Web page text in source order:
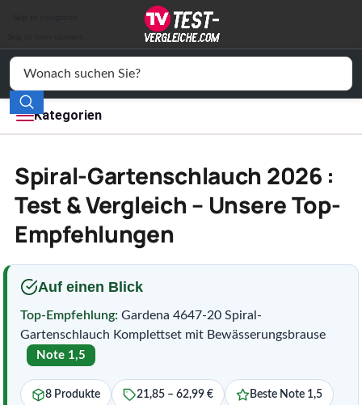
Kategorien
Elektronik
Freizeit
Mode
Wohnen
Service
Spiral-Gartenschlauch 2026 :
Test & Vergleich – Unsere Top-
Empfehlungen
Auf einen Blick
Top-Empfehlung: Gardena 4647-20 Spiral-
Gartenschlauch Komplettset mit Bewässerungsbrause
Note 1,5
8 Produkte 21,85 – 62,99 € Beste Note 1,5